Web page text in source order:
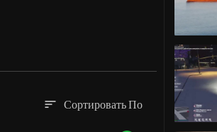
sort Сортировать По